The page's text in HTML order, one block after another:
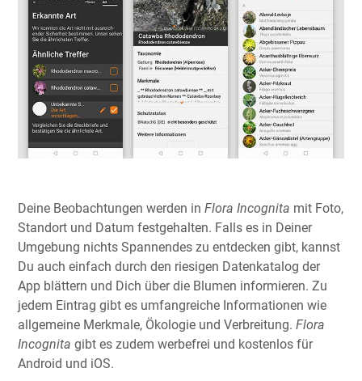
Deine Beobachtungen werden in Flora Incognita mit Foto,
Standort und Datum festgehalten. Falls es in Deiner
Umgebung nichts Spannendes zu entdecken gibt, kannst
Du auch einfach durch den riesigen Datenkatalog der
App blättern und Dich über die Blumen informieren. Zu
jedem Eintrag gibt es umfangreiche Informationen wie
allgemeine Merkmale, Ökologie und Verbreitung. Flora
Incognita gibt es zudem werbefrei und kostenlos für
Android und iOS.